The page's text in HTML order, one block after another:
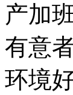
产加班
有意
环境